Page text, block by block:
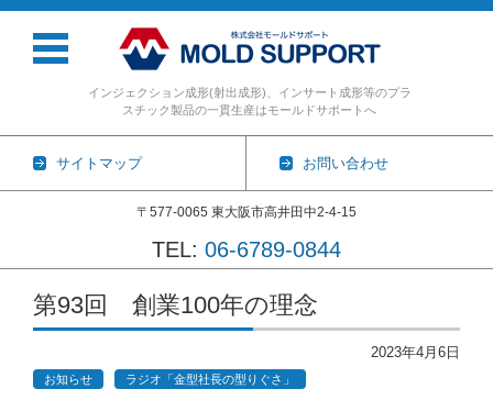
インジェクション成形(射出成形)、インサート成形等のプラ
スチック製品の一貫生産はモールドサポートへ
サイトマップ お問い合わせ
〒577-0065 東大阪市高井田中2-4-15
TEL: 06-6789-0844
コンテンツに移動
第93回 創業100年の理念
2023年4月6日
お知らせ ラジオ「金型社長の型りぐさ」